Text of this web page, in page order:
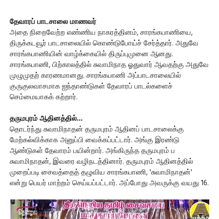
தேவாரப் பாடசாலை மாணவர்
அதை நிறைவேற்ற எண்ணிய நாகரத்தினம், சாரங்கபாணியை,
திருக்கடவூர் பாடசாலையில் கொண்டுபோய்ச் சேர்த்தார். அதுவே
சாரங்கபாணியின் வாழ்க்கையில் திருப்புமுனை ஆனது.
சாரங்கபாணி, பிற்காலத்தில் சுவாமிநாத ஓதுவார் ஆவதற்கு அதுவே
முழுமுதற் காரணமானது. சாரங்கபாணி அப்பாடசாலையில்
குருகுலவாசமாக ஐந்தாண்டுகள் தேவாரப் பாடல்களைச்
செம்மையாகக் கற்றார்.
தருமபுரம் ஆதினத்தில்...
தொடர்ந்து சுவாமிநாதன் தருமபுரம் ஆதினப் பாடசாலைக்கு
மேற்கல்விக்காக அனுப்பி வைக்கப்பட்டார். அங்கு இரண்டு
ஆண்டுகள் தேவாரம் பயின்றார். அங்கிருந்த தருமபுரம் ப
சுவாமிநாதன், இவரை வழிநடத்தினார். தருமபுரம் ஆதினத்தில்
முறைப்படி சைவத்தைத் தழுவிய சாரங்கபாணி, 'சுவாமிநாதன்'
என்று பெயர் மாற்றம் செய்யப்பட்டார். அப்போது அவருக்கு வயது 16.